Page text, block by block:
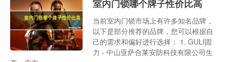
室内门锁哪个牌子性价比高
当前室内门锁市场上有许多知名品牌，
以下是部分推荐的品牌，您可以根据自
己的需求和偏好进行选择： 1. GULI固
力 - 中山亚萨合莱安防科技有限公司生